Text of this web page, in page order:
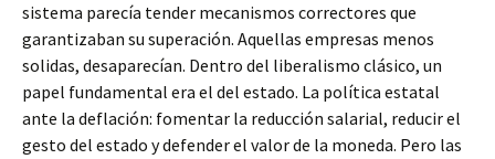
sistema parecía tender mecanismos correctores que
garantizaban su superación. Aquellas empresas menos
solidas, desaparecían. Dentro del liberalismo clásico, un
papel fundamental era el del estado. La política estatal
ante la deflación: fomentar la reducción salarial, reducir el
gesto del estado y defender el valor de la moneda. Pero las